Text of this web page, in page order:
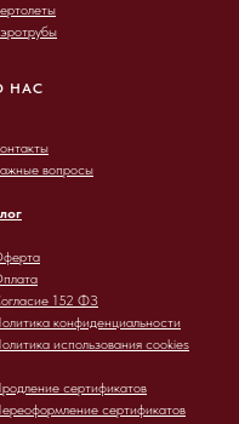
НАС
вопросы
152 ФЗ
конфиденциальности
использования cookies
сертификатов
сертификатов